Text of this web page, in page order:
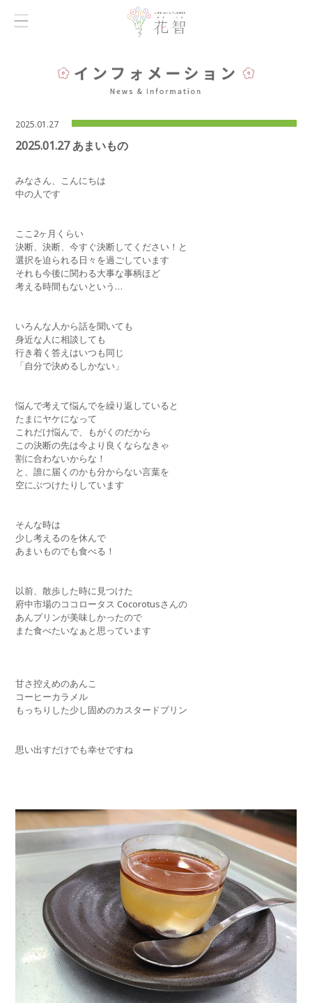
2025.01.27
2025.01.27 あまいもの
みなさん、こんにちは
中の人です
ここ2ヶ月くらい
決断、決断、今すぐ決断してください！と
選択を迫られる日々を過ごしています
それも今後に関わる大事な事柄ほど
考える時間もないという…
いろんな人から話を聞いても
身近な人に相談しても
行き着く答えはいつも同じ
「自分で決めるしかない」
悩んで考えて悩んでを繰り返していると
たまにヤケになって
これだけ悩んで、もがくのだから
この決断の先は今より良くならなきゃ
割に合わないからな！
と、誰に届くのかも分からない言葉を
空にぶつけたりしています
そんな時は
少し考えるのを休んで
あまいものでも食べる！
以前、散歩した時に見つけた
府中市場のココロータス Cocorotusさんの
あんプリンが美味しかったので
また食べたいなぁと思っています
甘さ控えめのあんこ
コーヒーカラメル
もっちりした少し固めのカスタードプリン
思い出すだけでも幸せですね